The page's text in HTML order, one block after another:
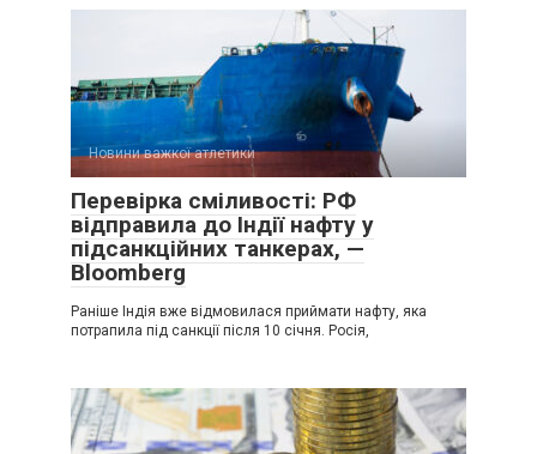
Новини важкої атлетики
Перевірка сміливості: РФ
відправила до Індії нафту у
підсанкційних танкерах, —
Bloomberg
Раніше Індія вже відмовилася приймати нафту, яка
потрапила під санкції після 10 січня. Росія,